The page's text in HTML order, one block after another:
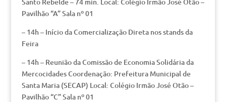
Pavilhão “A” Sala nº 01
– 14h – Início da Comercialização Direta nos stands da
Feira
– 14h – Reunião da Comissão de Economia Solidária da
Mercocidades Coordenação: Prefeitura Municipal de
Santa Maria (SECAP) Local: Colégio Irmão José Otão –
Pavilhão “C” Sala nº 01